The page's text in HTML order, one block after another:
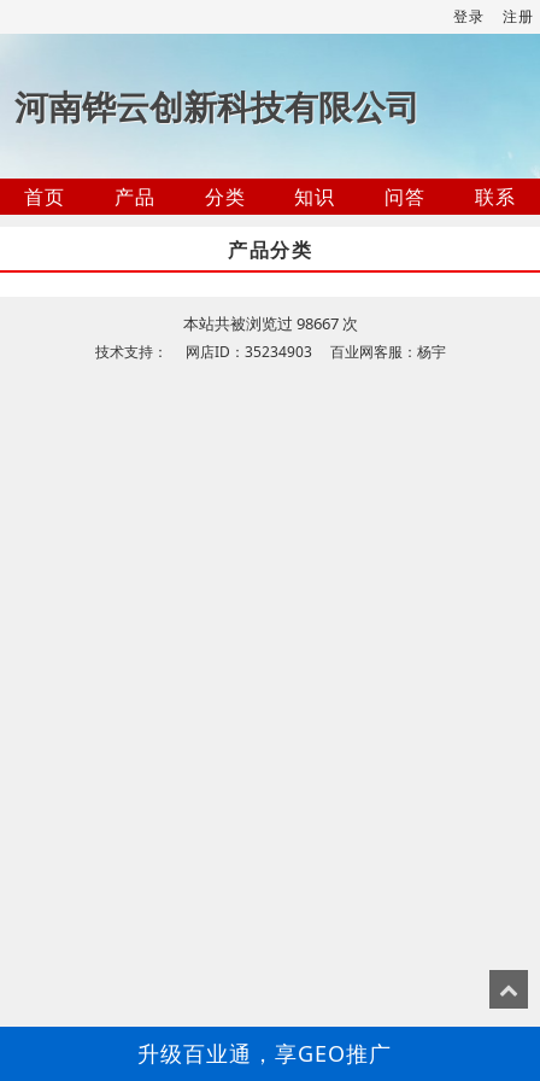
登录 注册
河南铧云创新科技有限公司
首页 产品 分类 知识 问答
联系
产品分类
本站共被浏览过 98667 次
技术支持： 网店ID：35234903 百业网客服：杨宇
升级百业通，享GEO推广